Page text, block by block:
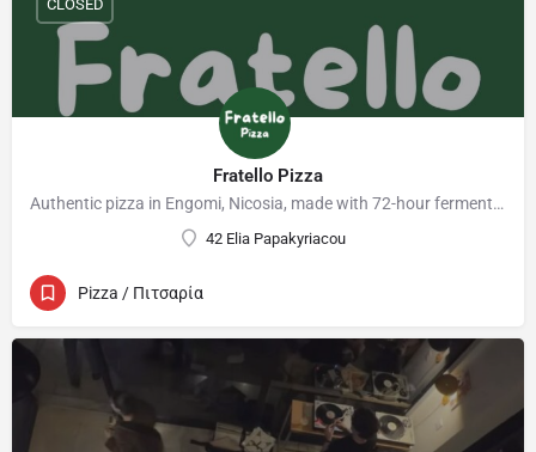
Fratello Pizza
Authentic pizza in Engomi, Nicosia, made with 72-hour fermented dough. Delivery available
42 Elia Papakyriacou
CLOSED
Pizza / Πιτσαρία